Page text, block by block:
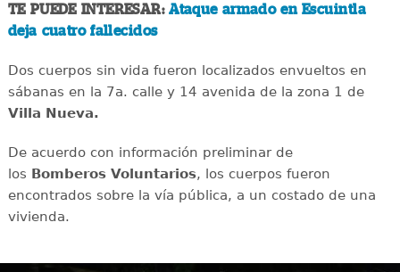
TE PUEDE INTERESAR:Ataque armado en Escuintla
deja cuatro fallecidos
Dos cuerpos sin vida fueron localizados envueltos en
sábanas en la 7a. calle y 14 avenida de la zona 1 de
Villa Nueva.
De acuerdo con información preliminar de
los Bomberos Voluntarios, los cuerpos fueron
encontrados sobre la vía pública, a un costado de una
vivienda.